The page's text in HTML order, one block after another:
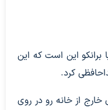
برانکو این است که این
کرد.
از خانه رو در روی